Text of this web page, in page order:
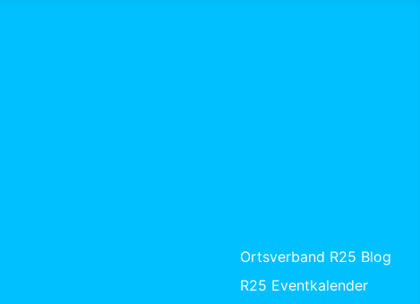
Ortsverband R25 Blog
R25 Eventkalender